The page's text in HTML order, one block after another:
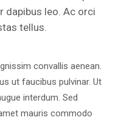
dapibus leo. Ac orci
tellus.
convallis aenean.
ut faucibus pulvinar. Ut
interdum. Sed
mauris commodo